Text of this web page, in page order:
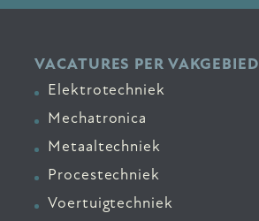
VACATURES PER VAKGEBIED
Elektrotechniek
Mechatronica
Metaaltechniek
Procestechniek
Voertuigtechniek